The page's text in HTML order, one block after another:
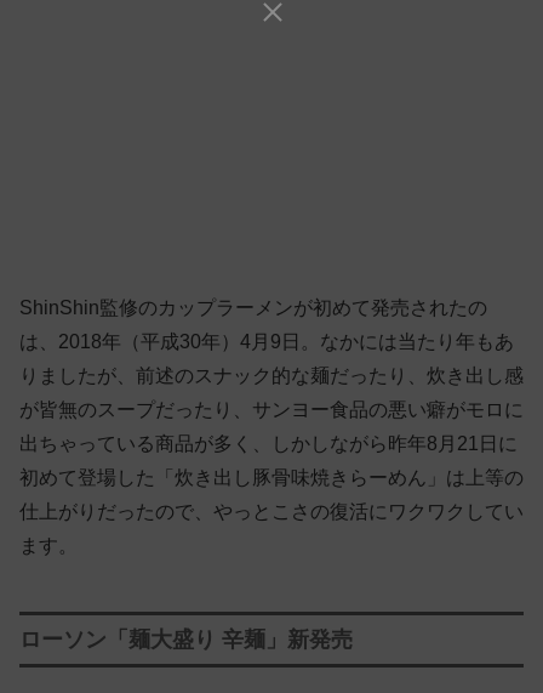
ShinShin監修のカップラーメンが初めて発売されたの
は、2018年（平成30年）4月9日。なかには当たり年もあ
りましたが、前述のスナック的な麺だったり、炊き出し感
が皆無のスープだったり、サンヨー食品の悪い癖がモロに
出ちゃっている商品が多く、しかしながら昨年8月21日に
初めて登場した「炊き出し豚骨味焼きらーめん」は上等の
仕上がりだったので、やっとこさの復活にワクワクしてい
ます。
ローソン「麺大盛り 辛麺」新発売